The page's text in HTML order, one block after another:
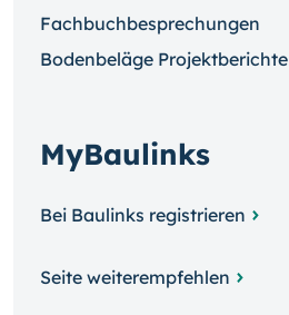
Fachbuchbesprechungen
Bodenbeläge Projektberichte
MyBaulinks
Bei Baulinks registrieren
Seite weiterempfehlen